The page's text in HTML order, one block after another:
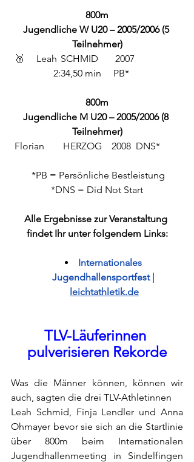
800m
Jugendliche W U20 – 2005/2006 (5
Teilnehmer)
🥈	Leah 	SCHMID 2007
2:34,50 min PB*
800m
Jugendliche M U20 – 2005/2006 (8
Teilnehmer)
Florian 	HERZOG 	2008
	DNS*
*PB = Persönliche Bestleistung
*DNS = Did Not Start
Alle Ergebnisse zur Veranstaltung
findet Ihr unter folgendem Links:
Internationales
Jugendhallensportfest |
leichtathletik.de
TLV-Läuferinnen
pulverisieren Rekorde
Was die Männer können, können wir
auch, sagten die drei TLV-Athletinnen
Leah Schmid, Finja Lendler und Anna
Ohmayer bevor sie sich an die Startlinie
über 800m beim Internationalen
Jugendhallenmeeting in Sindelfingen